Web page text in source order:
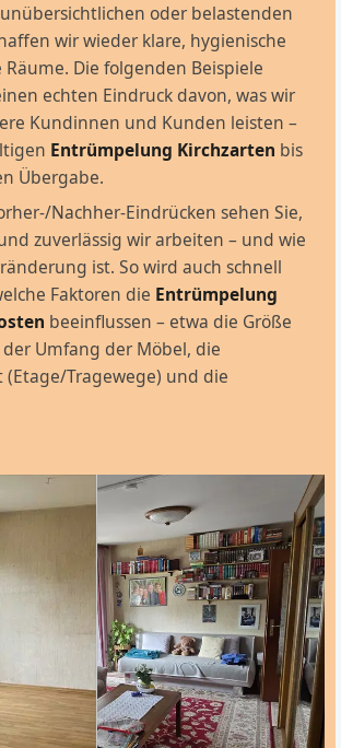
oder belastenden
wir wieder klare, hygienische
Die folgenden Beispiele
echten Eindruck davon, was wir
Kundinnen und Kunden leisten –
Entrümpelung Kirchzarten bis
Übergabe.
Nachher-Eindrücken sehen Sie,
zuverlässig wir arbeiten – und wie
ist. So wird auch schnell
Faktoren die Entrümpelung
beeinflussen – etwa die Größe
Umfang der Möbel, die
Tragewege) und die